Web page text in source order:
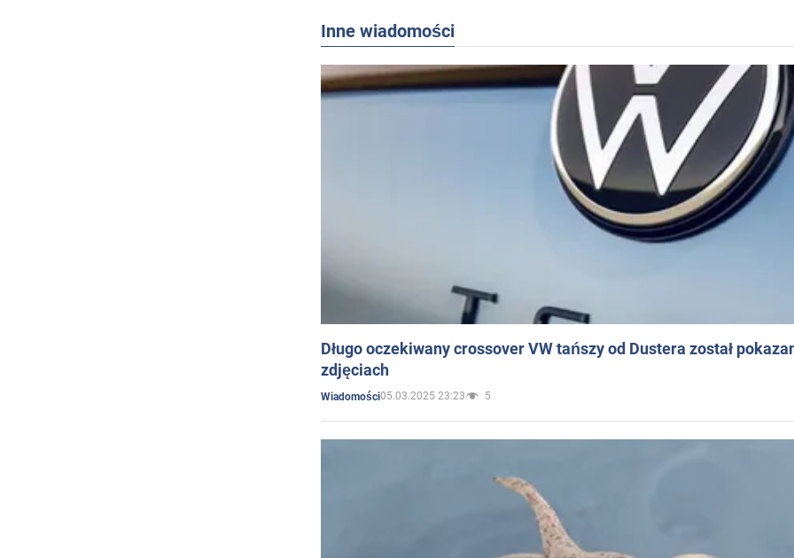
Inne wiadomości
Długo oczekiwany crossover VW tańszy od Dustera został
zdjęciach
Wiadomości05.03.2025 23:23 5